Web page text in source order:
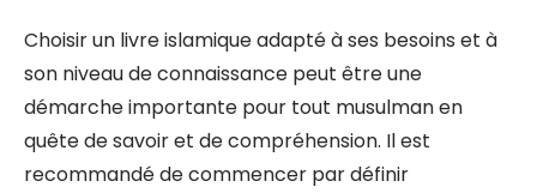
Choisir un livre islamique adapté à ses besoins et à
son niveau de connaissance peut être une
démarche importante pour tout musulman en
quête de savoir et de compréhension. Il est
recommandé de commencer par définir